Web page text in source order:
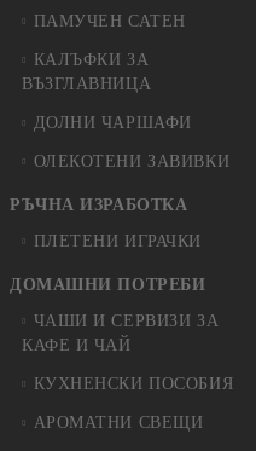
ПАМУЧЕН САТЕН
КАЛЪФКИ ЗА
ВЪЗГЛАВНИЦА
ДОЛНИ ЧАРШАФИ
ОЛЕКОТЕНИ ЗАВИВКИ
РЪЧНА ИЗРАБОТКА
ПЛЕТЕНИ ИГРАЧКИ
ДОМАШНИ ПОТРЕБИ
ЧАШИ И СЕРВИЗИ ЗА
КАФЕ И ЧАЙ
КУХНЕНСКИ ПОСОБИЯ
АРОМАТНИ СВЕЩИ